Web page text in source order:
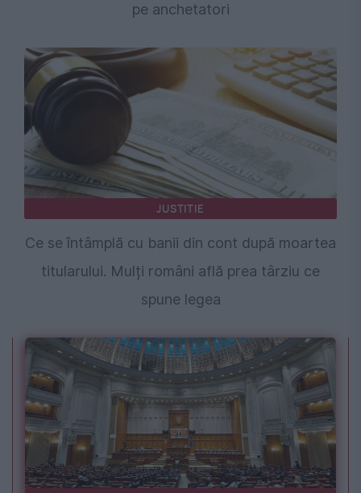
pe anchetatori
JUSTITIE
Ce se întâmplă cu banii din cont după moartea
titularului. Mulți români află prea târziu ce
spune legea